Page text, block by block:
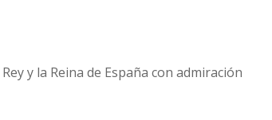
y la Reina de España con admiración